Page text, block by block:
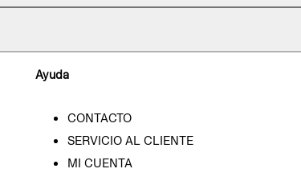
Ayuda
CONTACTO
SERVICIO AL CLIENTE
MI CUENTA